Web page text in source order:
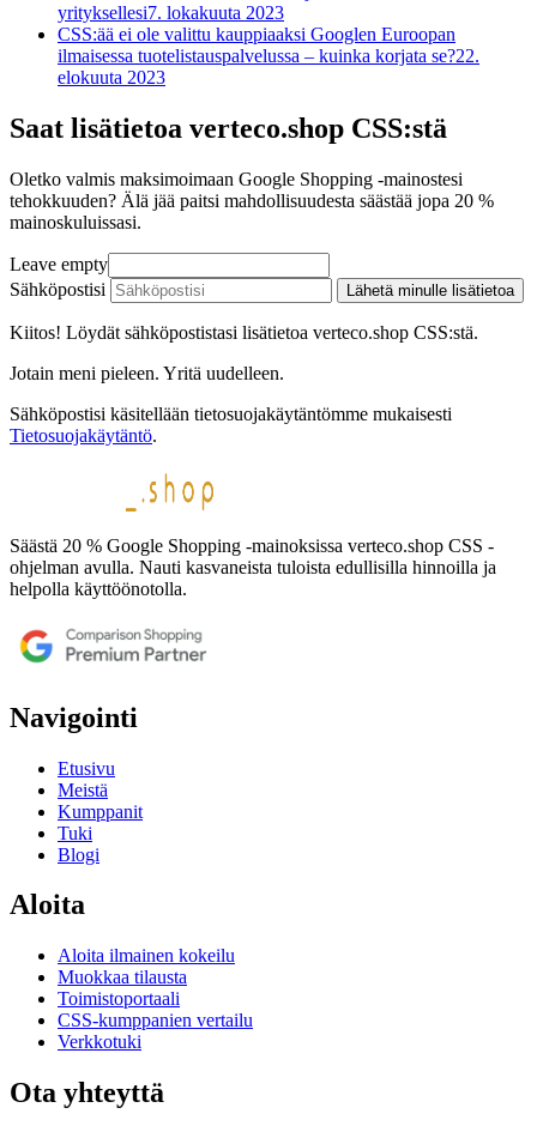
yrityksellesi7. lokakuuta 2023
CSS:ää ei ole valittu kauppiaaksi Googlen Euroopan
ilmaisessa tuotelistauspalvelussa – kuinka korjata se?22.
elokuuta 2023
Saat lisätietoa verteco.shop CSS:stä
Oletko valmis maksimoimaan Google Shopping -mainostesi
tehokkuuden? Älä jää paitsi mahdollisuudesta säästää jopa 20 %
mainoskuluissasi.
Leave empty
Sähköpostisi
Lähetä minulle lisätietoa
Kiitos! Löydät sähköpostistasi lisätietoa verteco.shop CSS:stä.
Jotain meni pieleen. Yritä uudelleen.
Sähköpostisi käsitellään tietosuojakäytäntömme mukaisesti
Tietosuojakäytäntö.
Säästä 20 % Google Shopping -mainoksissa verteco.shop CSS -
ohjelman avulla. Nauti kasvaneista tuloista edullisilla hinnoilla ja
helpolla käyttöönotolla.
Navigointi
Etusivu
Meistä
Kumppanit
Tuki
Blogi
Aloita
Aloita ilmainen kokeilu
Muokkaa tilausta
Toimistoportaali
CSS-kumppanien vertailu
Verkkotuki
Ota yhteyttä